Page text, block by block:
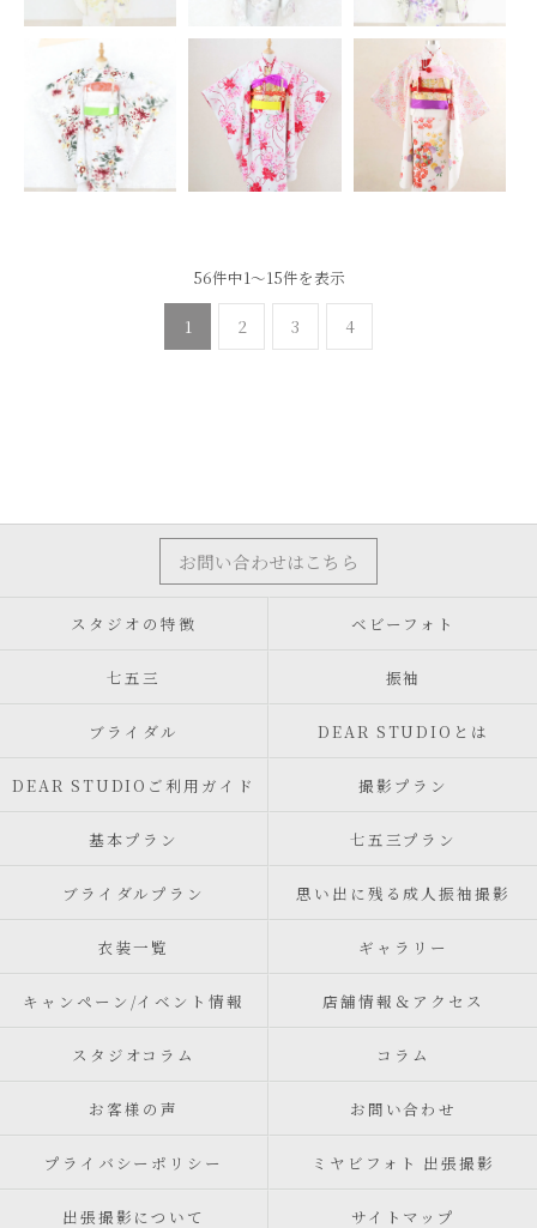
56件中1～15件を表示
1 2 3 4
お問い合わせはこちら
スタジオの特徴 ベビーフォト
七五三 振袖
ブライダル DEAR STUDIOとは
DEAR STUDIOご利用ガイド 撮影プラン
基本プラン 七五三プラン
ブライダルプラン 思い出に残る成人振袖撮影
衣装一覧 ギャラリー
キャンペーン/イベント情報 店舗情報＆アクセス
スタジオコラム コラム
お客様の声 お問い合わせ
プライバシーポリシー ミヤビフォト 出張撮影
出張撮影について サイトマップ